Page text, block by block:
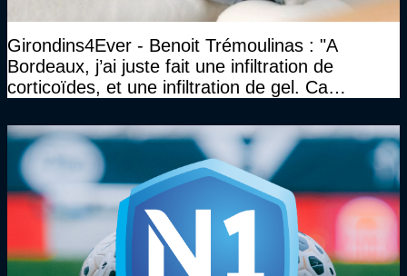
Girondins4Ever - Benoit Trémoulinas : "A
Bordeaux, j’ai juste fait une infiltration de
corticoïdes, et une infiltration de gel. Ca